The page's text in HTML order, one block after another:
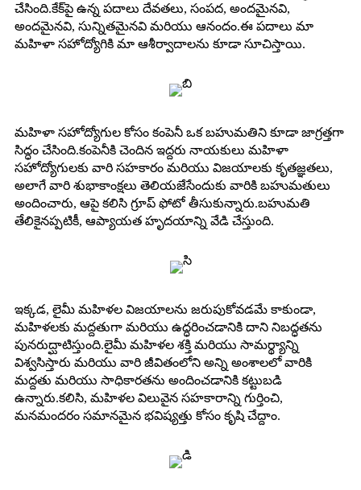
చేసింది.కేక్‌పై ఉన్న పదాలు దేవతలు, సంపద, అందమైనవి,
అందమైనవి, సున్నితమైనవి మరియు ఆనందం.ఈ పదాలు మా
మహిళా సహోద్యోగికి మా ఆశీర్వాదాలను కూడా సూచిస్తాయి.
మహిళా సహోద్యోగుల కోసం కంపెనీ ఒక బహుమతిని కూడా జాగ్రత్తగా
సిద్ధం చేసింది.కంపెనీకి చెందిన ఇద్దరు నాయకులు మహిళా
సహోద్యోగులకు వారి సహకారం మరియు విజయాలకు కృతజ్ఞతలు,
అలాగే వారి శుభాకాంక్షలు తెలియజేసేందుకు వారికి బహుమతులు
అందించారు, ఆపై కలిసి గ్రూప్ ఫోటో తీసుకున్నారు.బహుమతి
తేలికైనప్పటికీ, ఆప్యాయత హృదయాన్ని వేడి చేస్తుంది.
ఇక్కడ, లైమీ మహిళల విజయాలను జరుపుకోవడమే కాకుండా,
మహిళలకు మద్దతుగా మరియు ఉద్ధరించడానికి దాని నిబద్ధతను
పునరుద్ఘాటిస్తుంది.లైమీ మహిళల శక్తి మరియు సామర్థ్యాన్ని
విశ్వసిస్తారు మరియు వారి జీవితంలోని అన్ని అంశాలలో వారికి
మద్దతు మరియు సాధికారతను అందించడానికి కట్టుబడి
ఉన్నారు.కలిసి, మహిళల విలువైన సహకారాన్ని గుర్తించి,
మనమందరం సమానమైన భవిష్యత్తు కోసం కృషి చేద్దాం.